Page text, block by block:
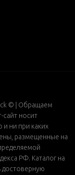
© | Обращаем
сайт носит
ни при каких
размещенные на
РФ. Каталог на
достоверную